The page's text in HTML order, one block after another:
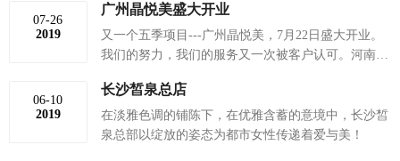
户的认可及赞誉。我们时刻以
饱满的热诚，期待明天与您的
07-26
2019
广州晶悦美盛大开业
又一个五季项目---广州晶悦美，7月22日盛大开业。
我们的努力，我们的服务又一次被客户认可。河南五
业办公，私宅等空间的室内设计及软饰搭配，为客户
提供一站式服务。多年来参与完成的项目遍布全国各
地，完成效果更是得到广大客户的认可及赞誉。我们
06-10
2019
长沙皙泉总店
在淡雅色调的铺陈下，在优雅含蓄的意境中，长沙皙
泉总部以绽放的姿态为都市女性传递着爱与美！